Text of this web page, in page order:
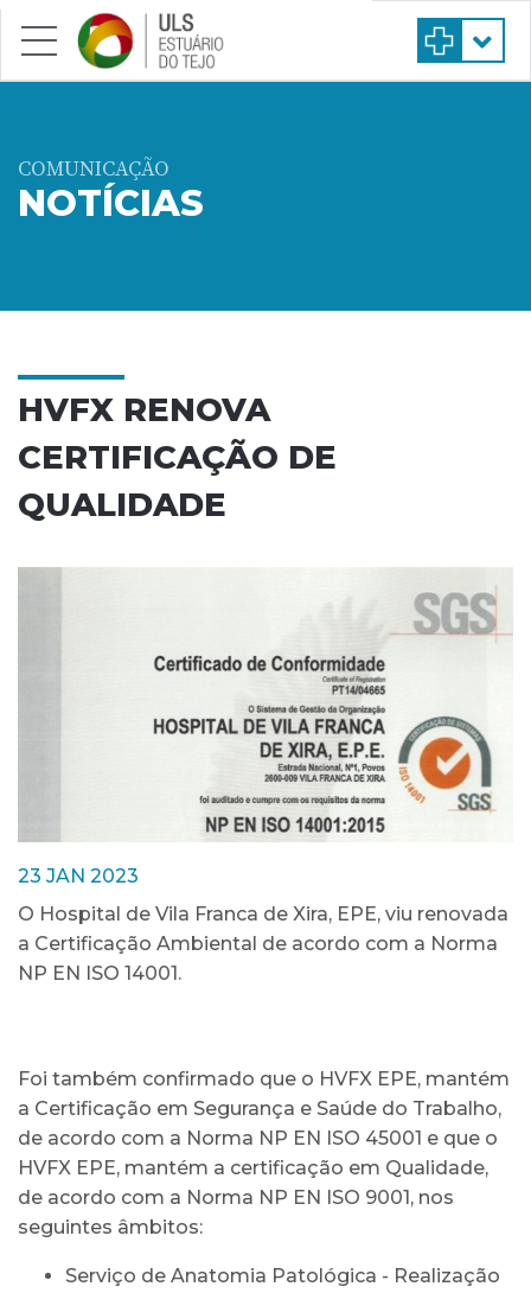
Saltar para conteúdo principal
COMUNICAÇÃO
NOTÍCIAS
HVFX RENOVA
CERTIFICAÇÃO DE
QUALIDADE
23 JAN 2023
O Hospital de Vila Franca de Xira, EPE, viu renovada
a Certificação Ambiental de acordo com a Norma
NP EN ISO 14001.
Foi também confirmado que o HVFX EPE, mantém
a Certificação em Segurança e Saúde do Trabalho,
de acordo com a Norma NP EN ISO 45001 e que o
HVFX EPE, mantém a certificação em Qualidade,
de acordo com a Norma NP EN ISO 9001, nos
seguintes âmbitos:
Serviço de Anatomia Patológica - Realização